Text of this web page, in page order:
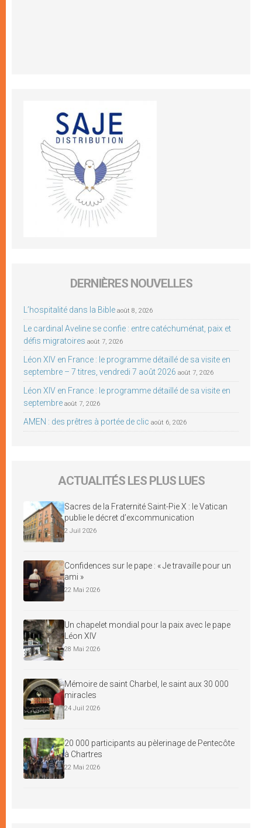
DERNIÈRES NOUVELLES
L’hospitalité dans la Bible août 8, 2026
Le cardinal Aveline se confie : entre catéchuménat, paix et
défis migratoires août 7, 2026
Léon XIV en France : le programme détaillé de sa visite en
septembre – 7 titres, vendredi 7 août 2026 août 7, 2026
Léon XIV en France : le programme détaillé de sa visite en
septembre août 7, 2026
AMEN : des prêtres à portée de clic août 6, 2026
ACTUALITÉS LES PLUS LUES
Sacres de la Fraternité Saint-Pie X : le Vatican
publie le décret d’excommunication
2 Juil 2026
Confidences sur le pape : « Je travaille pour un
ami »
22 Mai 2026
Un chapelet mondial pour la paix avec le pape
Léon XIV
28 Mai 2026
Mémoire de saint Charbel, le saint aux 30 000
miracles
24 Juil 2026
20 000 participants au pèlerinage de Pentecôte
à Chartres
22 Mai 2026